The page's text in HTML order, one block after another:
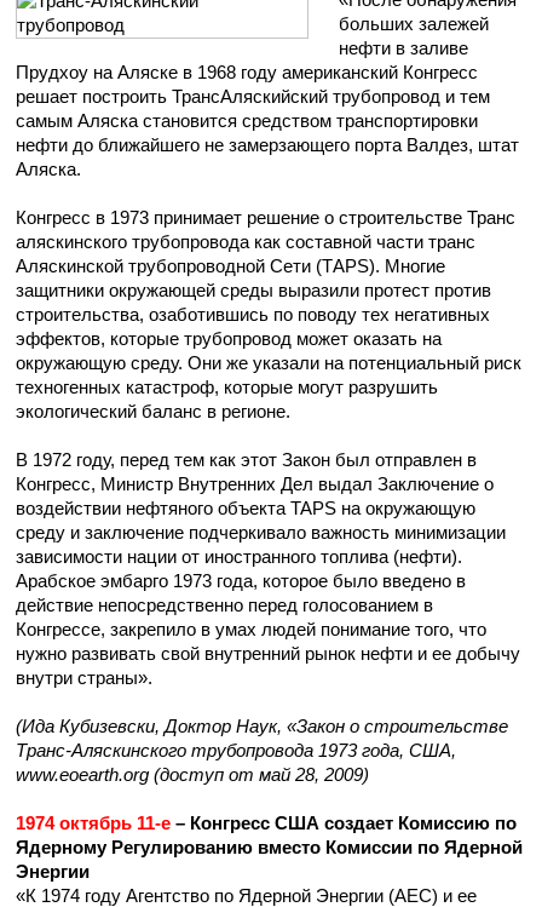
больших залежей
нефти в заливе
Прудхоу на Аляске в 1968 году американский Конгресс
решает построить ТрансАляскийский трубопровод и тем
самым Аляска становится средством транспортировки
нефти до ближайшего не замерзающего порта Валдез, штат
Аляска.
Конгресс в 1973 принимает решение о строительстве Транс
аляскинского трубопровода как составной части транс
Аляскинской трубопроводной Сети (ТАРS). Многие
защитники окружающей среды выразили протест против
строительства, озаботившись по поводу тех негативных
эффектов, которые трубопровод может оказать на
окружающую среду. Они же указали на потенциальный риск
техногенных катастроф, которые могут разрушить
экологический баланс в регионе.
В 1972 году, перед тем как этот Закон был отправлен в
Конгресс, Министр Внутренних Дел выдал Заключение о
воздействии нефтяного объекта TAPS на окружающую
среду и заключение подчеркивало важность минимизации
зависимости нации от иностранного топлива (нефти).
Арабское эмбарго 1973 года, которое было введено в
действие непосредственно перед голосованием в
Конгрессе, закрепило в умах людей понимание того, что
нужно развивать свой внутренний рынок нефти и ее добычу
внутри страны».
(Ида Кубизевски, Доктор Наук, «Закон о строительстве
Транс-Аляскинского трубопровода 1973 года, США,
www.eoearth.org (доступ от май 28, 2009)
1974 октябрь 11-е – Конгресс США создает Комиссию по
Ядерному Регулированию вместо Комиссии по Ядерной
Энергии
«К 1974 году Агентство по Ядерной Энергии (АЕС) и ее